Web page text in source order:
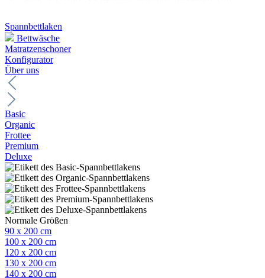
Spannbettlaken
Bettwäsche
Matratzenschoner
Konfigurator
Über uns
Basic
Organic
Frottee
Premium
Deluxe
Normale Größen
90 x 200 cm
100 x 200 cm
120 x 200 cm
130 x 200 cm
140 x 200 cm